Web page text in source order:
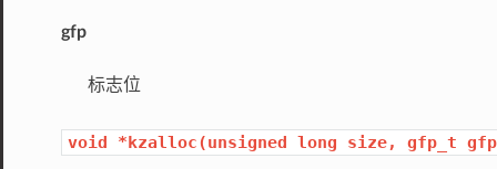
gfp
标志位
void *kzalloc(unsigned long size, gfp_t